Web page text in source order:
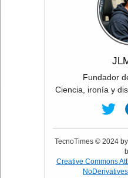
Fundador
Ciencia, ironía y
TecnoTimes © 2024
Creative Commons